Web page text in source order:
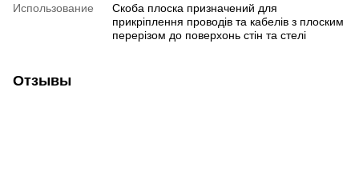
Использование
Скоба плоска призначений для
прикріплення проводів та кабелів з плоским
перерізом до поверхонь стін та стелі
Отзывы